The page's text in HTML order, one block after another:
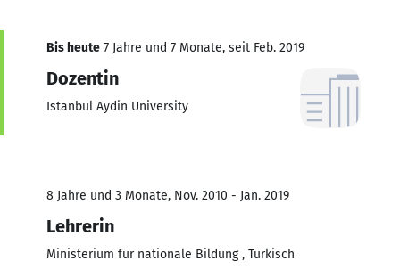
Bis heute 7 Jahre und 7 Monate, seit Feb. 2019
Dozentin
Istanbul Aydin University
8 Jahre und 3 Monate, Nov. 2010 - Jan. 2019
Lehrerin
Ministerium für nationale Bildung , Türkisch